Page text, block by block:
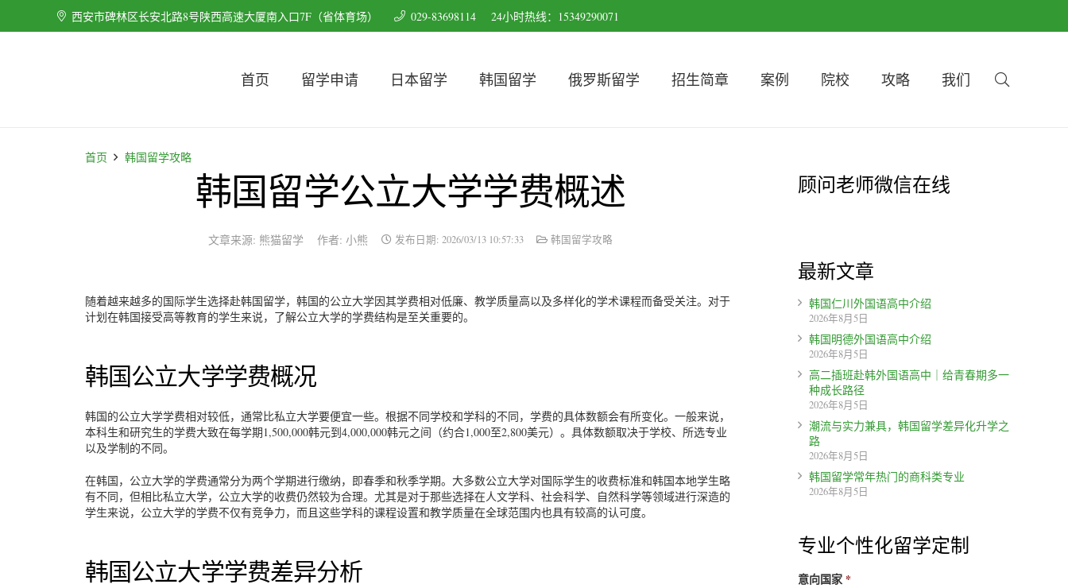
西安市碑林区长安北路8号陕西高速大厦南入口7F（省体育场） 029-83698114 24小时热线：15349290071
首页 留学申请 日本留学 韩国留学 俄罗斯留学 招生简章 案例 院校 攻略 我们
首页 韩国留学攻略
韩国留学公立大学学费概述
文章来源: 熊猫留学 作者: 小熊 发布日期: 2026/03/13 10:57:33 韩国留学攻略
随着越来越多的国际学生选择赴韩国留学，韩国的公立大学因其学费相对低廉、教学质量高以及多样化的学术课程而备受关注。对于
计划在韩国接受高等教育的学生来说，了解公立大学的学费结构是至关重要的。
韩国公立大学学费概况
韩国的公立大学学费相对较低，通常比私立大学要便宜一些。根据不同学校和学科的不同，学费的具体数额会有所变化。一般来说，
本科生和研究生的学费大致在每学期1,500,000韩元到4,000,000韩元之间（约合1,000至2,800美元）。具体数额取决于学校、所选专业
以及学制的不同。
在韩国，公立大学的学费通常分为两个学期进行缴纳，即春季和秋季学期。大多数公立大学对国际学生的收费标准和韩国本地学生略
有不同，但相比私立大学，公立大学的收费仍然较为合理。尤其是对于那些选择在人文学科、社会科学、自然科学等领域进行深造的
学生来说，公立大学的学费不仅有竞争力，而且这些学科的课程设置和教学质量在全球范围内也具有较高的认可度。
韩国公立大学学费差异分析
顾问老师微信在线
最新文章
韩国仁川外国语高中介绍
2026年8月5日
韩国明德外国语高中介绍
2026年8月5日
高二插班赴韩外国语高中｜给青春期多一
种成长路径
2026年8月5日
潮流与实力兼具，韩国留学差异化升学之
路
2026年8月5日
韩国留学常年热门的商科类专业
2026年8月5日
专业个性化留学定制
意向国家 *